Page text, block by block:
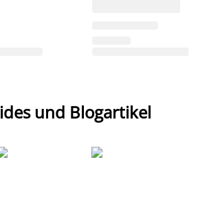
und Blogartikel